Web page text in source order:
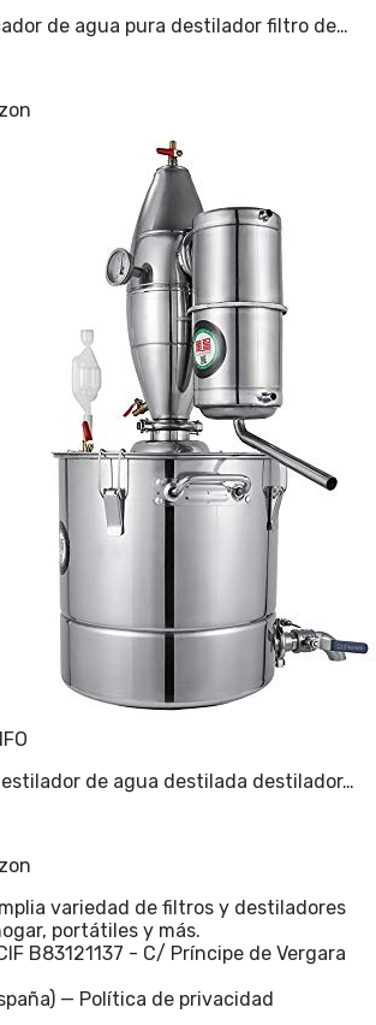
de agua pura destilador filtro de…
de agua destilada destilador…
variedad de filtros y destiladores
portátiles y más.
B83121137 - C/ Príncipe de Vergara
— Política de privacidad